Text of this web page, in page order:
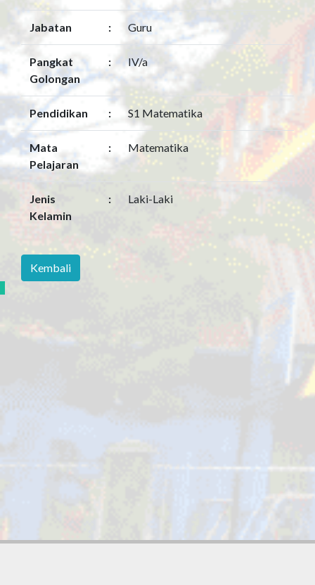
Jabatan : Guru
Pangkat
Golongan
: IV/a
Pendidikan : S1 Matematika
Mata
Pelajaran
: Matematika
Jenis
Kelamin
: Laki-Laki